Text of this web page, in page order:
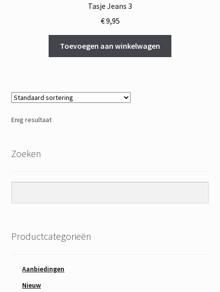
Tasje Jeans 3
€9,95
Toevoegen aan winkelwagen
Enig resultaat
Zoeken
Productcategorieën
Aanbiedingen
Nieuw